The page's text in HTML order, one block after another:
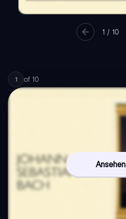
1 / 10
1 of 10
Ansehen